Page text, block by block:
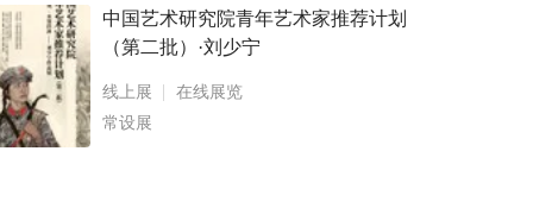
中国艺术研究院青年艺术家推荐计划
（第二批）·刘少宁
线上展
在线展览
常设展